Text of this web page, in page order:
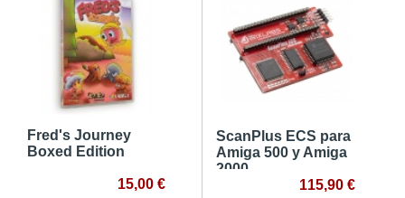
Fred's Journey
Boxed Edition
15,00 €
ScanPlus ECS para
Amiga 500 y Amiga
2000
115,90 €